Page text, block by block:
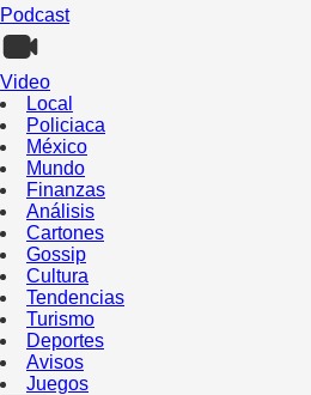
Podcast
Video
Local
Policiaca
México
Mundo
Finanzas
Análisis
Cartones
Gossip
Cultura
Tendencias
Turismo
Deportes
Avisos
Juegos